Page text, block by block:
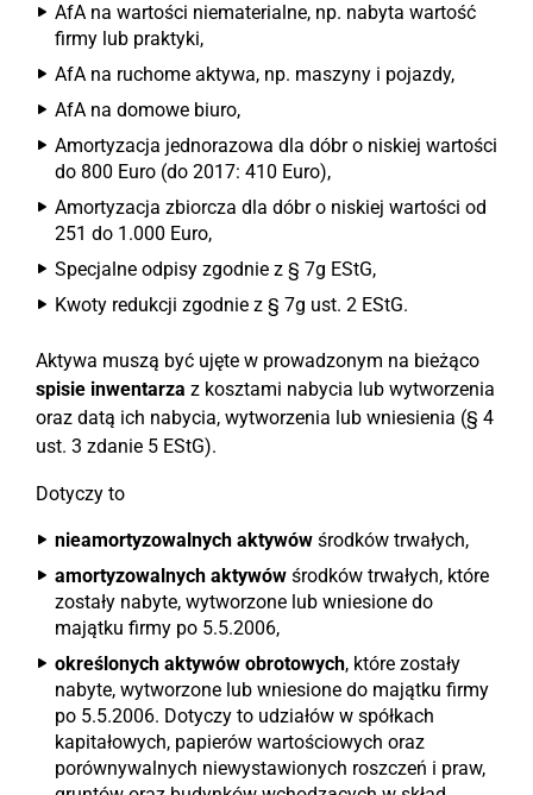
AfA na wartości niematerialne, np. nabyta wartość
firmy lub praktyki,
AfA na ruchome aktywa, np. maszyny i pojazdy,
AfA na domowe biuro,
Amortyzacja jednorazowa dla dóbr o niskiej wartości
do 800 Euro (do 2017: 410 Euro),
Amortyzacja zbiorcza dla dóbr o niskiej wartości od
251 do 1.000 Euro,
Specjalne odpisy zgodnie z § 7g EStG,
Kwoty redukcji zgodnie z § 7g ust. 2 EStG.
Aktywa muszą być ujęte w prowadzonym na bieżąco
spisie inwentarza z kosztami nabycia lub wytworzenia
oraz datą ich nabycia, wytworzenia lub wniesienia (§ 4
ust. 3 zdanie 5 EStG).
Dotyczy to
nieamortyzowalnych aktywów środków trwałych,
amortyzowalnych aktywów środków trwałych, które
zostały nabyte, wytworzone lub wniesione do
majątku firmy po 5.5.2006,
określonych aktywów obrotowych, które zostały
nabyte, wytworzone lub wniesione do majątku firmy
po 5.5.2006. Dotyczy to udziałów w spółkach
kapitałowych, papierów wartościowych oraz
porównywalnych niewystawionych roszczeń i praw,